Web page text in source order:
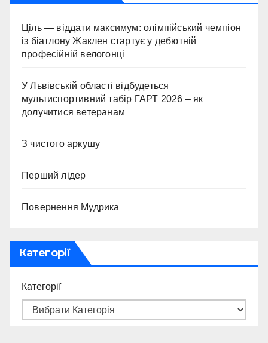
Ціль — віддати максимум: олімпійський чемпіон
із біатлону Жаклен стартує у дебютній
професійній велогонці
У Львівській області відбудеться
мультиспортивний табір ГАРТ 2026 – як
долучитися ветеранам
З чистого аркушу
Перший лідер
Повернення Мудрика
Категорії
Категорії